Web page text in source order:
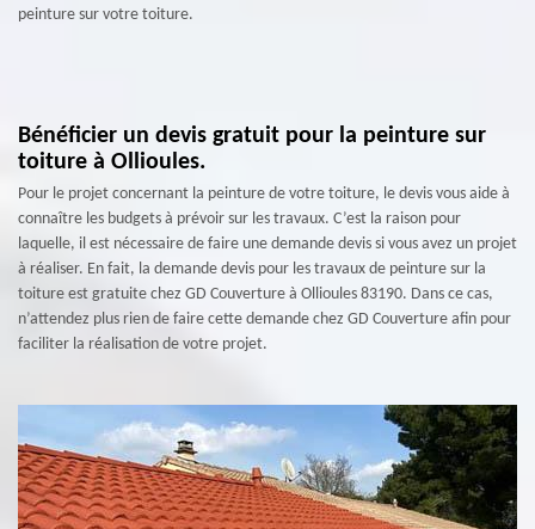
peinture sur votre toiture.
Bénéficier un devis gratuit pour la peinture sur
toiture à Ollioules.
Pour le projet concernant la peinture de votre toiture, le devis vous aide à
connaître les budgets à prévoir sur les travaux. C’est la raison pour
laquelle, il est nécessaire de faire une demande devis si vous avez un projet
à réaliser. En fait, la demande devis pour les travaux de peinture sur la
toiture est gratuite chez GD Couverture à Ollioules 83190. Dans ce cas,
n’attendez plus rien de faire cette demande chez GD Couverture afin pour
faciliter la réalisation de votre projet.